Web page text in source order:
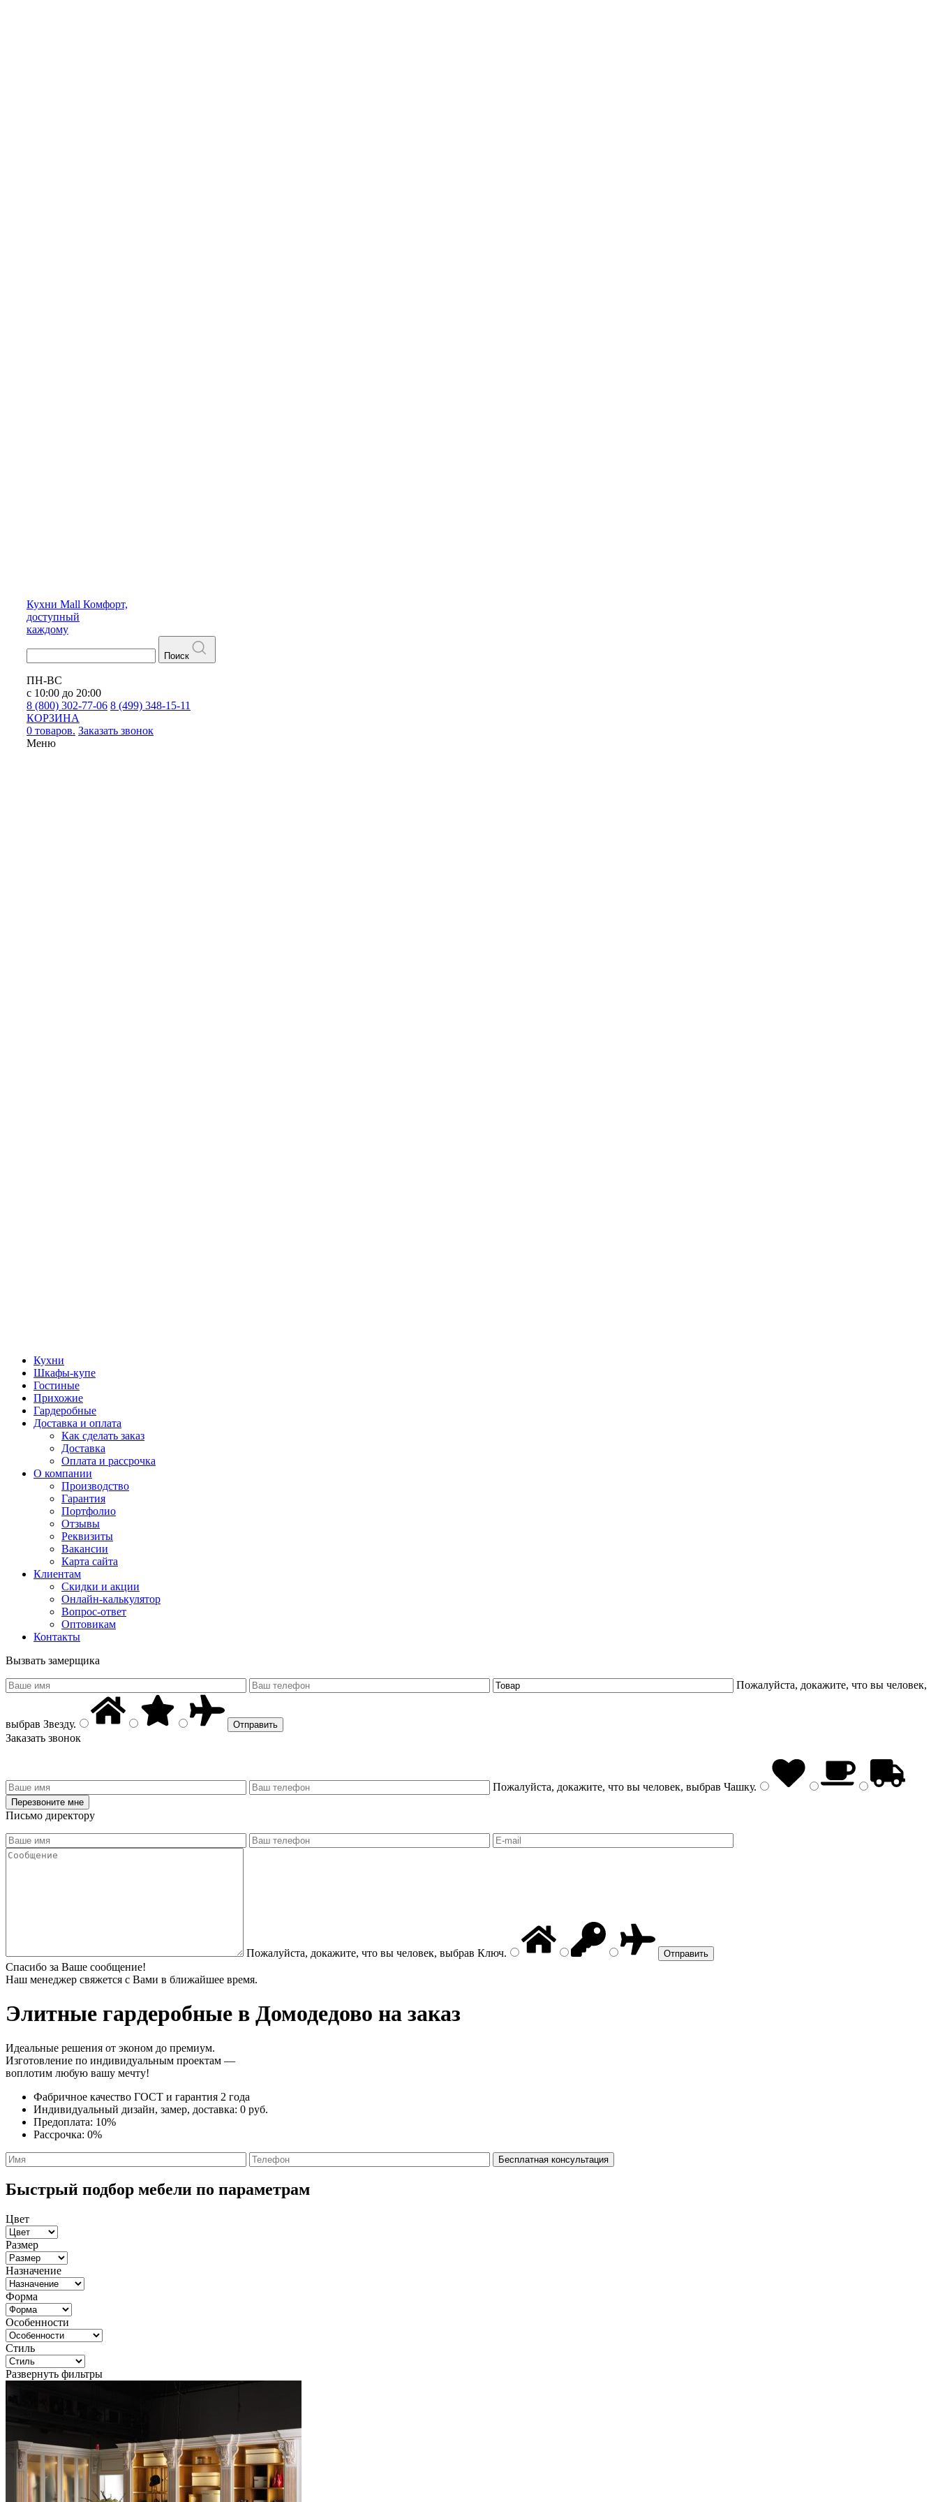
Кухни Mall Комфорт,
доступный
каждому
Поиск
ПН-ВС
с 10:00 до 20:00
8 (800) 302-77-06 8 (499) 348-15-11
КОРЗИНА
0 товаров. Заказать звонок
Меню
Кухни
Шкафы-купе
Гостиные
Прихожие
Гардеробные
Доставка и оплата
Как сделать заказ
Доставка
Оплата и рассрочка
О компании
Производство
Гарантия
Портфолио
Отзывы
Реквизиты
Вакансии
Карта сайта
Клиентам
Скидки и акции
Онлайн-калькулятор
Вопрос-ответ
Оптовикам
Контакты
Вызвать замерщика
Пожалуйста, докажите, что вы человек,
выбрав Звезду.
Заказать звонок
Пожалуйста, докажите, что вы человек, выбрав Чашку.
Письмо директору
Пожалуйста, докажите, что вы человек, выбрав Ключ.
Спасибо за Ваше сообщение!
Наш менеджер свяжется с Вами в ближайшее время.
Элитные гардеробные в Домодедово на заказ
Идеальные решения от эконом до премиум.
Изготовление по индивидуальным проектам —
воплотим любую вашу мечту!
Фабричное качество ГОСТ и гарантия 2 года
Индивидуальный дизайн, замер, доставка: 0 руб.
Предоплата: 10%
Рассрочка: 0%
Быстрый подбор мебели по параметрам
Цвет
Размер
Назначение
Форма
Особенности
Стиль
Развернуть фильтры